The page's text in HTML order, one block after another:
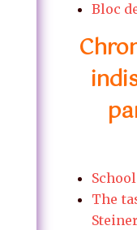
Bloc
The